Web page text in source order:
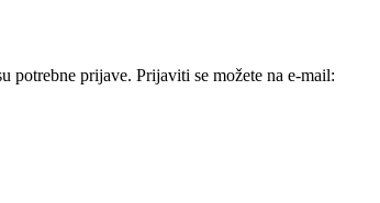
potrebne prijave. Prijaviti se možete na e-mail: